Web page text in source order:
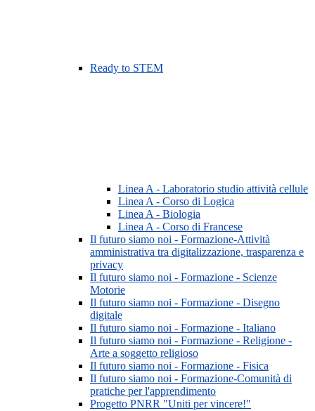
Ready to STEM
Linea A - Laboratorio studio attività cellule
Linea A - Corso di Logica
Linea A - Biologia
Linea A - Corso di Francese
Il futuro siamo noi - Formazione-Attività
amministrativa tra digitalizzazione, trasparenza e
privacy
Il futuro siamo noi - Formazione - Scienze
Motorie
Il futuro siamo noi - Formazione - Disegno
digitale
Il futuro siamo noi - Formazione - Italiano
Il futuro siamo noi - Formazione - Religione -
Arte a soggetto religioso
Il futuro siamo noi - Formazione - Fisica
Il futuro siamo noi - Formazione-Comunità di
pratiche per l'apprendimento
Progetto PNRR "Uniti per vincere!"